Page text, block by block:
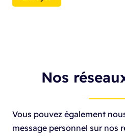
Nos
Vous pouvez également
message personnel sur nos